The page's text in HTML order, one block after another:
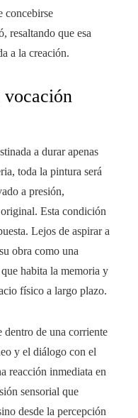
concebirse
resaltando que esa
a la creación.
a durar apenas
toda la pintura será
a presión,
Esta condición
Lejos de aspirar a
obra como una
habita la memoria y
físico a largo plazo.
dentro de una corriente
y el diálogo con el
reacción inmediata en
sensorial que
desde la percepción